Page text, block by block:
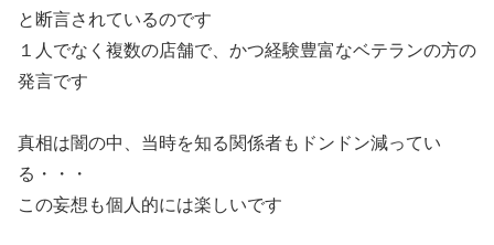
と断言されているのです
１人でなく複数の店舗で、かつ経験豊富なベテランの方の
発言です
真相は闇の中、当時を知る関係者もドンドン減ってい
る・・・
この妄想も個人的には楽しいです